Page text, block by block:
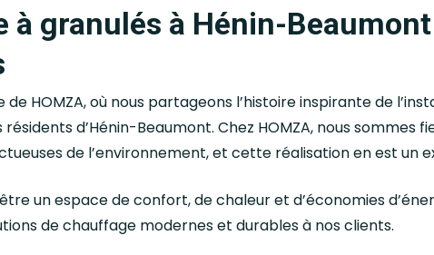
à granulés à Hénin-
HOMZA, où nous partageons l’histoire inspirante de
résidents d’Hénin-Beaumont. Chez HOMZA, nous
de l’environnement, et cette réalisation en est un
un espace de confort, de chaleur et d’économies
de chauffage modernes et durables à nos clients.